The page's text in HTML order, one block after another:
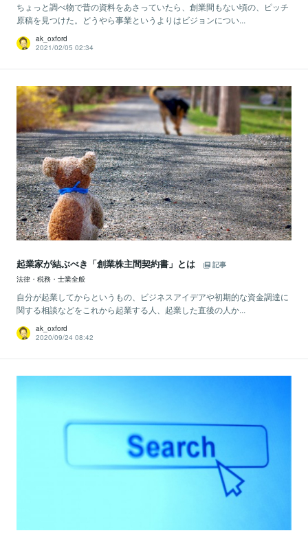
ちょっと調べ物で昔の資料をあさっていたら、創業間もない頃の、ピッチ
原稿を見つけた。どうやら事業というよりはビジョンについ...
ak_oxford
2021/02/05 02:34
起業家が結ぶべき「創業株主間契約書」とは
記事
法律・税務・士業全般
自分が起業してからというもの、ビジネスアイデアや初期的な資金調達に
関する相談などをこれから起業する人、起業した直後の人か...
ak_oxford
2020/09/24 08:42